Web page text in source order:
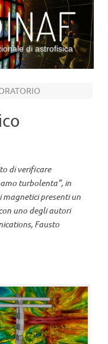
di astrofisica
di verificare
turbolenta”, in
magnetici presenti un
uno degli autori
Fausto